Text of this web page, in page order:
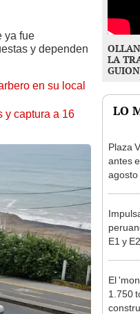
ya fue
y dependen
en su local
y captura a 16
LA
LO
Plaza
antes
agosto
E1 y
El
1.750